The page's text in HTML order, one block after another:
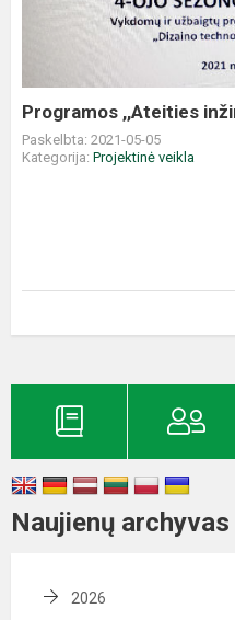
Programos ,,Ateities
Paskelbta: 2021-05-05
Kategorija: Projektinė veikla
Naujienų archyvas
2026